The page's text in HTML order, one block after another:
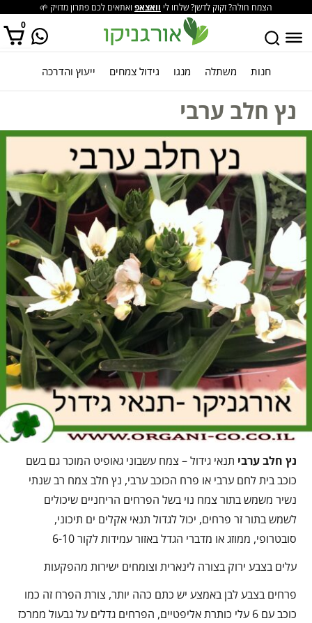
הצמח חולה? זקוק לדשן? שלחו לי וואצאפ ואתאים לכם פתרון מדויק 🌱
0
אין מוצרים בסל הקניות. חנות משתלה מנגו גידול צמחים ייעוץ והדרכה
נץ חלב ערבי
נץ חלב ערבי תנאי גידול – צמח עשבוני גאופיט המוכר גם בשם
כוכב בית לחם ערבי או פרח הכוכב ערבי, נץ חלב צמח רב שנתי
נשיר משמש בתור צמח נוי בשל הפרחים הריחניים שיכולים
לשמש בתור זר פרחים, יכול לגדול תנאי אקלים ים תיכוני,
סובטרופי, ממוזג או מדברי הגדל באזור עמידות לקור 6-10
עלים בצבע ירוק בצורה לינארית וצומחים ישירות מהפקעות
פרחים בצבע לבן באמצע יש כתם כהה יותר, צורת הפרח זה כמו
כוכב עם 6 עלי כותרת אליפטיים, הפרחים גדלים על גבעול ממרכז